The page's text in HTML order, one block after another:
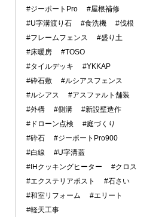
#ジーポートPro
#屋根補修
#U字溝渡り石
#食洗機
#伐根
#フレームフェンス
#盛り土
#床暖房
#TOSO
#タイルデッキ
#YKKAP
#砕石敷
#ルシアスフェンス
#ルシアス
#アスファルト舗装
#外構
#側溝
#新設壁造作
#ドローン点検
#庭づくり
#砕石
#ジーポートPro900
#白線
#U字溝蓋
#IHクッキングヒーター
#クロス
#エクステリアポスト
#石さい
#和室リフォーム
#エリート
#軽天工事